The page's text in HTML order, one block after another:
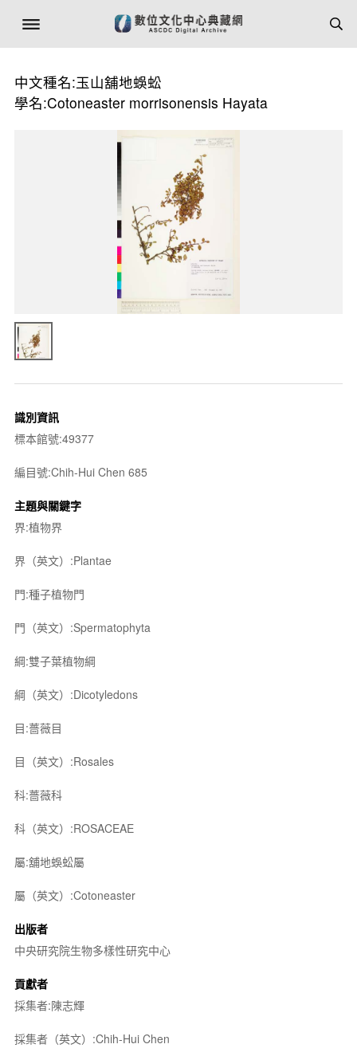
中文種名:玉山舖地蜈蚣
學名:Cotoneaster morrisonensis Hayata
識別資訊
標本館號:49377
編目號:Chih-Hui Chen 685
主題與關鍵字
界:植物界
界（英文）:Plantae
門:種子植物門
門（英文）:Spermatophyta
綱:雙子葉植物綱
綱（英文）:Dicotyledons
目:薔薇目
目（英文）:Rosales
科:薔薇科
科（英文）:ROSACEAE
屬:舖地蜈蚣屬
屬（英文）:Cotoneaster
出版者
中央研究院生物多樣性研究中心
貢獻者
採集者:陳志輝
採集者（英文）:Chih-Hui Chen